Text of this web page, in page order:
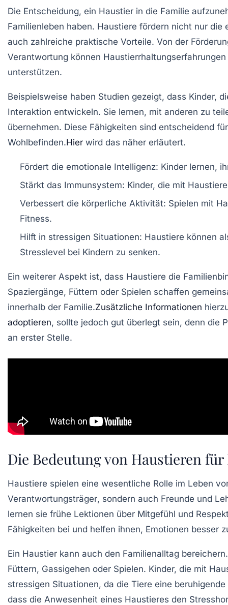
Die Entscheidung, ein Haustier in die Familie
Familienleben haben. Haustiere fördern nicht nur die
auch zahlreiche praktische Vorteile. Von der
Verantwortung können
unterstützen.
Beispielsweise haben Studien gezeigt, dass Kinder,
Interaktion entwickeln. Sie lernen, mit anderen zu
übernehmen. Diese Fähigkeiten sind entscheidend
Wohlbefinden.Hier wird das näher erläutert.
Fördert die emotionale Intelligenz: Kinder lernen,
Stärkt das Immunsystem: Kinder, die mit
Verbessert die körperliche Aktivität: Spielen mit
Fitness.
Hilft in stressigen Situationen: Haustiere können
Stresslevel bei Kindern zu senken.
Ein weiterer Aspekt ist, dass Haustiere die
Spaziergänge, Füttern oder Spielen schaffen
innerhalb der Familie.Zusätzliche Informationen
adoptieren, sollte jedoch gut überlegt sein, denn die
an erster Stelle.
Die Bedeutung von Haustieren
Haustiere spielen eine wesentliche Rolle im Leben
Verantwortungsträger, sondern auch Freunde und
lernen sie frühe Lektionen über Mitgefühl und
Fähigkeiten bei und helfen ihnen, Emotionen besser
Ein Haustier kann auch den Familienalltag bereichern
Füttern, Gassigehen oder Spielen. Kinder, die mit
stressigen Situationen, da die Tiere eine
dass die Anwesenheit eines Haustieres den